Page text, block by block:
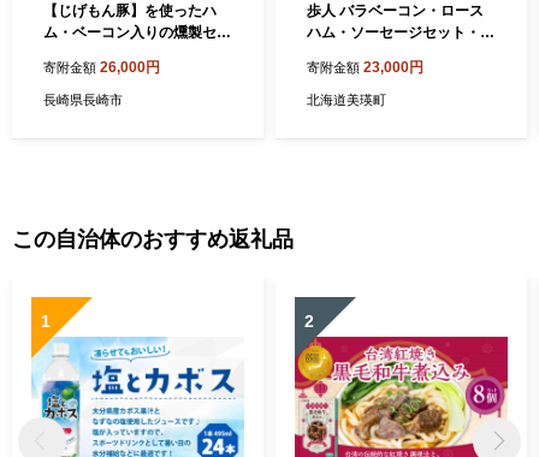
【じげもん豚】を使ったハ
ム・ベーコン入りの燻製セッ
びきスモークウィンナー チ
ーズスモークウィンナー ガ
寄附金額 26,000円
長崎県長崎市
歩人 バラベーコン・ロース
ハム・ソーセージセット・ボ
せ（Bセット） | ベーコン ハ
ム お歳暮 ギフト ソーセージ
寄附金額 23,000円
北海道美瑛町
この自治体のおすすめ返礼品
1 2